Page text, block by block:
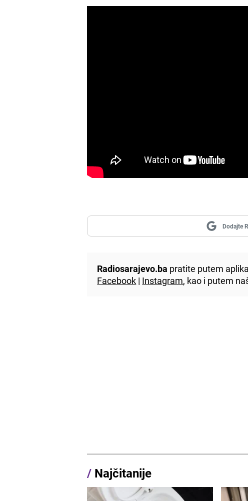
Dodajte
Radiosarajevo.ba pratite putem
Facebook | Instagram, kao i putem
/ Najčitanije